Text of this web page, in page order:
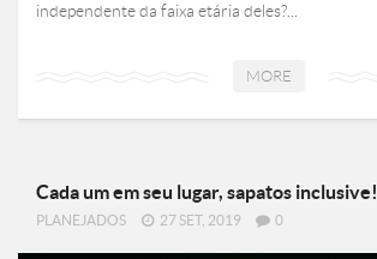
independente da faixa etária deles?...
MORE
Cada um em seu lugar, sapatos inclusive!
PLANEJADOS 27 SET, 2019 0